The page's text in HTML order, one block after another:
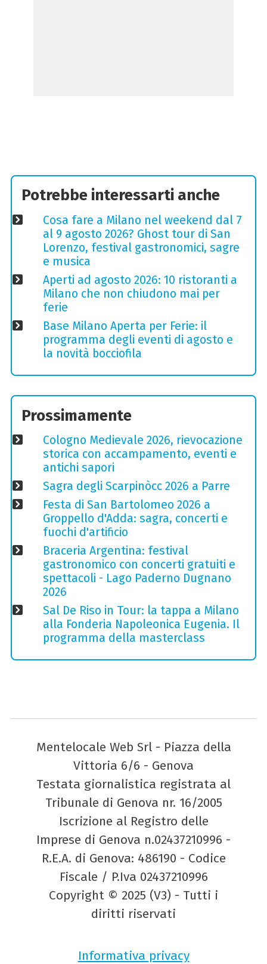
Potrebbe interessarti anche
Cosa fare a Milano nel weekend dal 7
al 9 agosto 2026? Ghost tour di San
Lorenzo, festival gastronomici, sagre
e musica
Aperti ad agosto 2026: 10 ristoranti a
Milano che non chiudono mai per
ferie
Base Milano Aperta per Ferie: il
programma degli eventi di agosto e
la novità bocciofila
Prossimamente
Cologno Medievale 2026, rievocazione
storica con accampamento, eventi e
antichi sapori
Sagra degli Scarpinòcc 2026 a Parre
Festa di San Bartolomeo 2026 a
Groppello d'Adda: sagra, concerti e
fuochi d'artificio
Braceria Argentina: festival
gastronomico con concerti gratuiti e
spettacoli - Lago Paderno Dugnano
2026
Sal De Riso in Tour: la tappa a Milano
alla Fonderia Napoleonica Eugenia. Il
programma della masterclass
Mentelocale Web Srl - Piazza della
Vittoria 6/6 - Genova
Testata giornalistica registrata al
Tribunale di Genova nr. 16/2005
Iscrizione al Registro delle
Imprese di Genova n.02437210996 -
R.E.A. di Genova: 486190 - Codice
Fiscale / P.Iva 02437210996
Copyright © 2025 (V3) - Tutti i
diritti riservati
Informativa privacy